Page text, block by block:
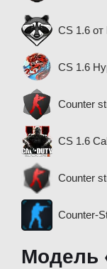
CS 1.6 от
CS 1.6
Counter
CS 1.6
Counter
Counter-
Модель